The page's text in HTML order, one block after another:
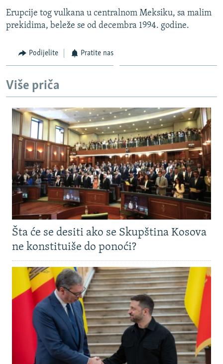
Erupcije tog vulkana u centralnom Meksiku, sa malim
prekidima, beleže se od decembra 1994. godine.
Podijelite Pratite nas
Više priča
Šta će se desiti ako se Skupština Kosova
ne konstituiše do ponoći?